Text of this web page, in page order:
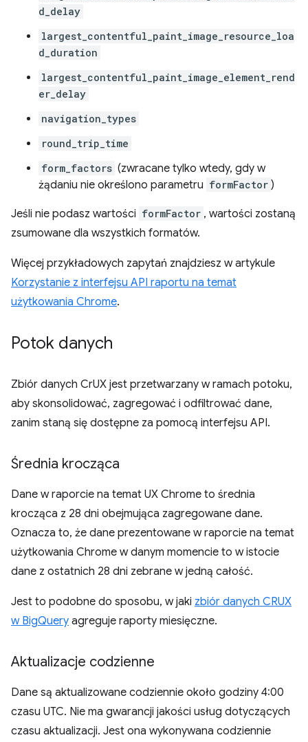
d_delay
largest_contentful_paint_image_resource_loa
d_duration
largest_contentful_paint_image_element_rend
er_delay
navigation_types
round_trip_time
form_factors (zwracane tylko wtedy, gdy w
żądaniu nie określono parametru formFactor )
Jeśli nie podasz wartości formFactor , wartości zostaną
zsumowane dla wszystkich formatów.
Więcej przykładowych zapytań znajdziesz w artykule
Korzystanie z interfejsu API raportu na temat
użytkowania Chrome.
Potok danych
Zbiór danych CrUX jest przetwarzany w ramach potoku,
aby skonsolidować, zagregować i odfiltrować dane,
zanim staną się dostępne za pomocą interfejsu API.
Średnia krocząca
Dane w raporcie na temat UX Chrome to średnia
krocząca z 28 dni obejmująca zagregowane dane.
Oznacza to, że dane prezentowane w raporcie na temat
użytkowania Chrome w danym momencie to w istocie
dane z ostatnich 28 dni zebrane w jedną całość.
Jest to podobne do sposobu, w jaki zbiór danych CRUX
w BigQuery agreguje raporty miesięczne.
Aktualizacje codzienne
Dane są aktualizowane codziennie około godziny 4:00
czasu UTC. Nie ma gwarancji jakości usług dotyczących
czasu aktualizacji. Jest ona wykonywana codziennie